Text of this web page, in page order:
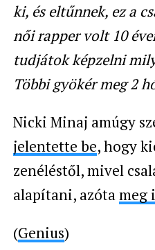
ki, és eltűnnek, ez a
női rapper volt 10
tudjátok képzelni
Többi gyökér meg 2
Nicki Minaj amúgy
jelentette be, hogy
zenéléstől, mivel
alapítani, azótameg
(Genius)